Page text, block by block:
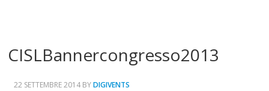
CISLBannercongresso2013
22 SETTEMBRE 2014 BYDIGIVENTS